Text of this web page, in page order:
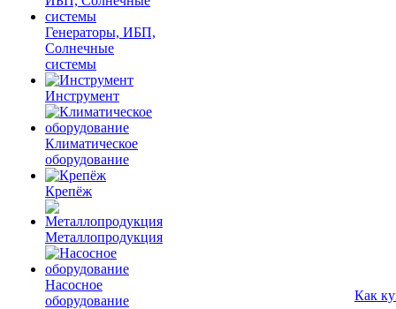
Генераторы, ИБП,
Солнечные
системы
Инструмент
Климатическое
оборудование
Крепёж
Металлопродукция
Насосное
оборудование
Как